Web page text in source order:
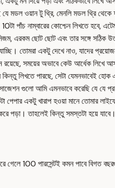
ওয়ান টু থ্রি, মেনলি মডল থ্রি থেকে
পাঁচ নাম্বারের কোশ্চেন লিখতে হবে,
এরকম ছোট ছোট এবং তার সঙ্গে সঠিক
তোমরা একটু দেখে নাও, যাদের প্রয়োজন
সময়ের অভাবে কেউ আর্ধেক লিখে
লিখতে পারছে, সেটা যেমনভাবেই
গুলো আমি এমনভাবে করেছি যে যে
একটু খারাপ হওয়া মানে তোমার
পড়া। তাহলেই কিন্তু সমস্তটা হয়ে
গেলে 100 পারসেন্টই কমন পাবে